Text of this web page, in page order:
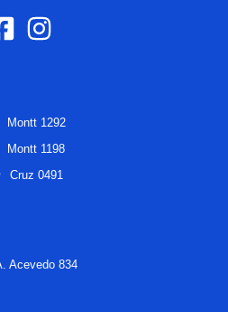
Montt 1292
Montt 1198
Cruz 0491
Acevedo 834